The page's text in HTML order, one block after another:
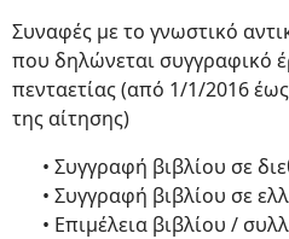
Συναφές με το γνωστικό
που δηλώνεται συγγραφικό
πενταετίας (από 1/1/2016
της αίτησης)
• Συγγραφή βιβλίου σε
• Συγγραφή βιβλίου σε
• Επιμέλεια βιβλίου /